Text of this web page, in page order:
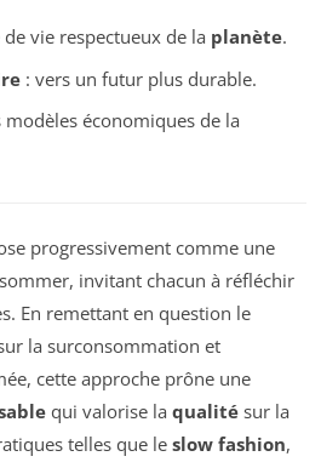
vie respectueux de la planète.
: vers un futur plus durable.
économiques de la
progressivement comme une
invitant chacun à réfléchir
En remettant en question le
la surconsommation et
cette approche prône une
qui valorise la qualité sur la
telles que le slow fashion,